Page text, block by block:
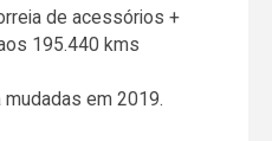
de acessórios +
195.440 kms
em 2019.